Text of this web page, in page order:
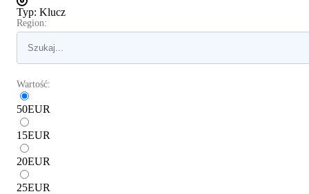
Typ: Klucz
Region:
Wartość:
50EUR
15EUR
20EUR
25EUR